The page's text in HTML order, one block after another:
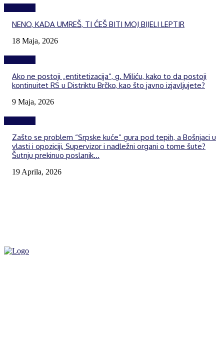
NENO, KADA UMREŠ, TI ĆEŠ BITI MOJ BIJELI LEPTIR
18 Maja, 2026
Ako ne postoji „entitetizacija“, g. Miliću, kako to da postoji
kontinuitet RS u Distriktu Brčko, kao što javno izjavljujete?
9 Maja, 2026
Zašto se problem “Srpske kuće” gura pod tepih, a Bošnjaci u
vlasti i opoziciji, Supervizor i nadležni organi o tome šute?
Šutnju prekinuo poslanik...
19 Aprila, 2026